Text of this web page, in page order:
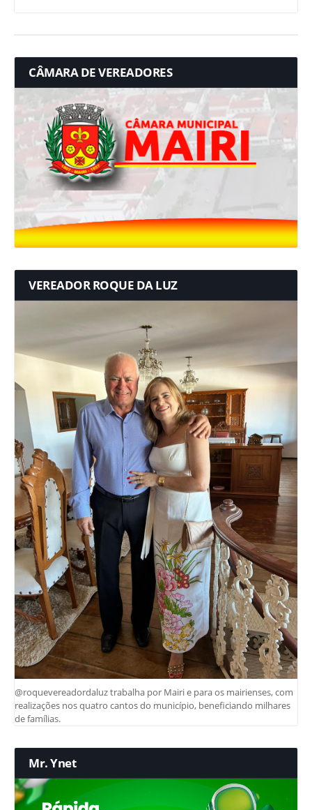
CÂMARA DE VEREADORES
VEREADOR ROQUE DA LUZ
@roquevereadordaluz trabalha por Mairi e para os mairienses, com
realizações nos quatro cantos do município, beneficiando milhares
de famílias.
Mr. Ynet